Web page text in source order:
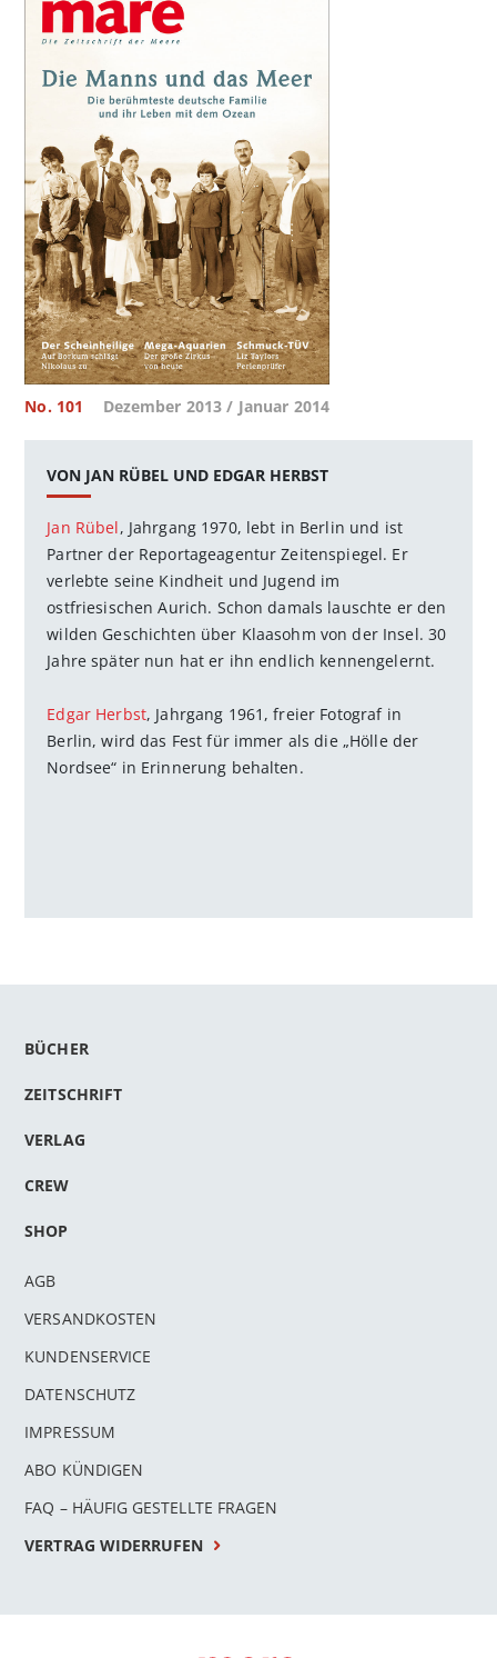
No. 101 Dezember 2013 / Januar 2014
VON JAN RÜBEL UND EDGAR HERBST
Jan Rübel, Jahrgang 1970, lebt in Berlin und ist
Partner der Reportageagentur Zeitenspiegel. Er
verlebte seine Kindheit und Jugend im
ostfriesischen Aurich. Schon damals lauschte er den
wilden Geschichten über Klaasohm von der Insel. 30
Jahre später nun hat er ihn endlich kennengelernt.
Edgar Herbst, Jahrgang 1961, freier Fotograf in
Berlin, wird das Fest für immer als die „Hölle der
Nordsee“ in Erinnerung behalten.
BÜCHER
ZEITSCHRIFT
VERLAG
CREW
SHOP
AGB
VERSANDKOSTEN
KUNDENSERVICE
DATENSCHUTZ
IMPRESSUM
ABO KÜNDIGEN
FAQ – HÄUFIG GESTELLTE FRAGEN
VERTRAG WIDERRUFEN